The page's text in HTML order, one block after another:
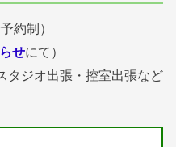
約制）
せにて）
タジオ出張・控室出張など